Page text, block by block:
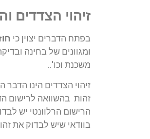
זיהוי הצדדים
בפתח הדברים יצוין כי
ומגוונים של בחינה
משכנת וכו'..
זיהוי הצדדים הינו
זהות בהשוואה לרישום
הרישום הרלוונטי יש
בוודאי שיש לבדוק את